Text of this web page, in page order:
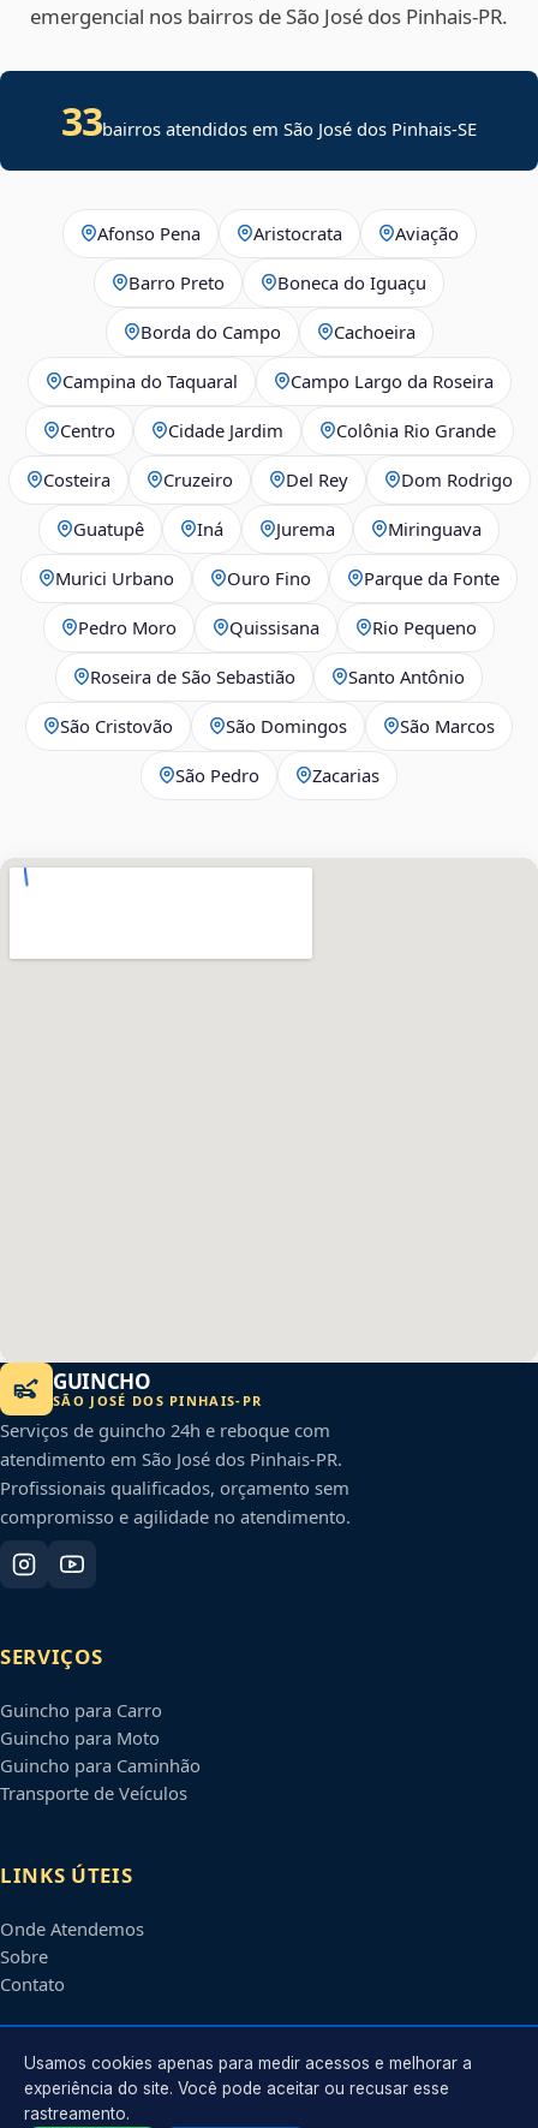
emergencial nos bairros de São José dos Pinhais‑PR.
33bairros atendidos emSão José dos Pinhais-SE
Afonso Pena Aristocrata Aviação
Barro Preto Boneca do Iguaçu
Borda do Campo Cachoeira
Campina do Taquaral Campo Largo da Roseira
Centro Cidade Jardim Colônia Rio Grande
Costeira Cruzeiro Del Rey Dom Rodrigo
Guatupê Iná Jurema Miringuava
Murici Urbano Ouro Fino Parque da Fonte
Pedro Moro Quissisana Rio Pequeno
Roseira de São Sebastião Santo Antônio
São Cristovão São Domingos São Marcos
São Pedro Zacarias
GUINCHO
SÃO JOSÉ DOS PINHAIS- PR
Serviços de guincho 24h e reboque com
atendimento em São José dos Pinhais-PR.
Profissionais qualificados, orçamento sem
compromisso e agilidade no atendimento.
SERVIÇOS
Guincho para Carro
Guincho para Moto
Guincho para Caminhão
Transporte de Veículos
LINKS ÚTEIS
Onde Atendemos
Sobre
Contato
CONTATO
Atendimento em
Usamos cookies apenas para medir acessos e melhorar a
experiência do site. Você pode aceitar ou recusar esse
rastreamento.